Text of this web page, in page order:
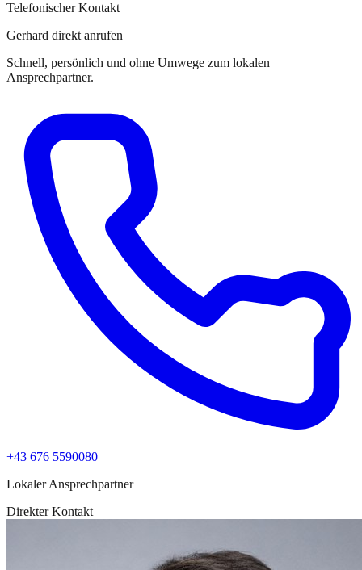
Telefonischer Kontakt
Gerhard direkt anrufen
Schnell, persönlich und ohne Umwege zum lokalen
Ansprechpartner.
+43 676 5590080
Lokaler Ansprechpartner
Direkter Kontakt